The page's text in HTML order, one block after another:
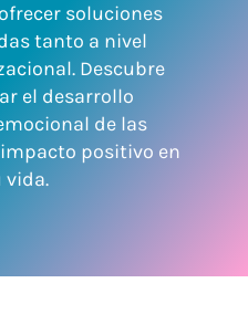
soluciones
tanto a nivel
Descubre
el desarrollo
de las
positivo en
vida.